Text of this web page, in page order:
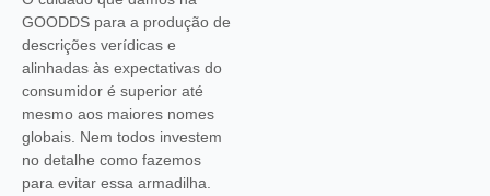
GOODDS para a produção de
descrições verídicas e
alinhadas às expectativas do
consumidor é superior até
mesmo aos maiores nomes
globais. Nem todos investem
no detalhe como fazemos
para evitar essa armadilha.